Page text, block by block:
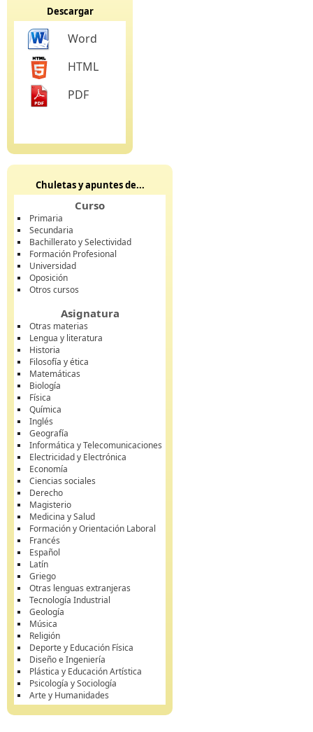
Descargar
Word
HTML
PDF
Chuletas y apuntes de...
Curso
Primaria
Secundaria
Bachillerato y Selectividad
Formación Profesional
Universidad
Oposición
Otros cursos
Asignatura
Otras materias
Lengua y literatura
Historia
Filosofía y ética
Matemáticas
Biología
Física
Química
Inglés
Geografía
Informática y Telecomunicaciones
Electricidad y Electrónica
Economía
Ciencias sociales
Derecho
Magisterio
Medicina y Salud
Formación y Orientación Laboral
Francés
Español
Latín
Griego
Otras lenguas extranjeras
Tecnología Industrial
Geología
Música
Religión
Deporte y Educación Física
Diseño e Ingeniería
Plástica y Educación Artística
Psicología y Sociología
Arte y Humanidades